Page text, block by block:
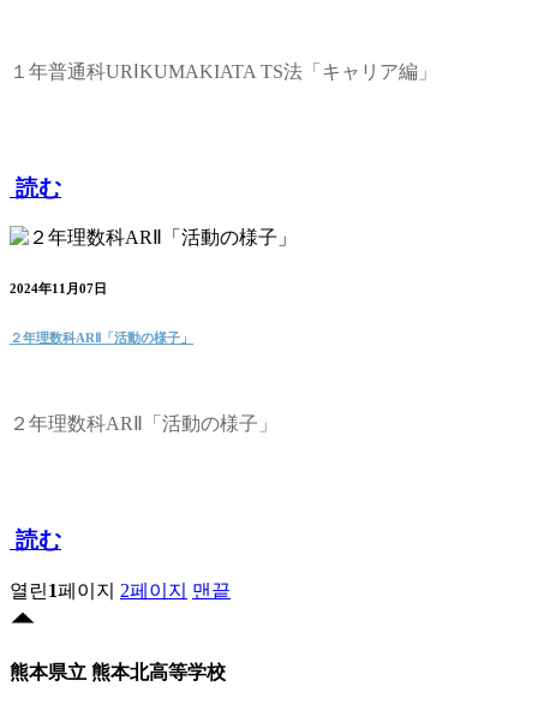
１年普通科URⅠKUMAKIATA TS法「キャリア編」
読む
2024年11月07日
２年理数科ARⅡ「活動の様子」
２年理数科ARⅡ「活動の様子」
読む
열린1페이지 2페이지 맨끝
熊本県立 熊本北高等学校